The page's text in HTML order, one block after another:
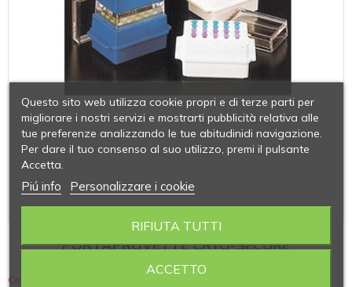
PORTAPROVETTE CRYO-SECURE
Contiene 2 articoli
Questo sito web utilizza cookie propri e di terze parti per
migliorare i nostri servizi e mostrarti pubblicità relativa alle
tue preferenze analizzando le tue abitudinidi navigazione.
Per dare il tuo consenso al suo utilizzo, premi il pulsante
Accetta.
Piú info Personalizzare i cookie
RIFIUTA TUTTI
ACCETTO